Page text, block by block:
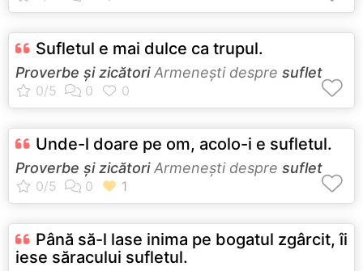
Sufletul e mai dulce ca trupul.
Proverbe și zicătoriArmeneşti despre suflet
Unde-l doare pe om, acolo-i e sufletul.
Proverbe și zicătoriArmeneşti despre suflet
Până să-l lase inima pe bogatul zgârcit, îi
iese săracului sufletul.